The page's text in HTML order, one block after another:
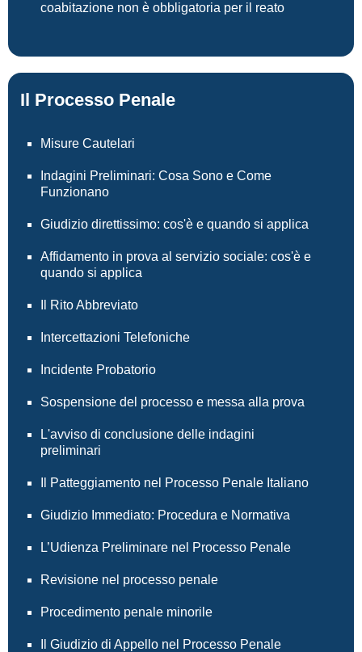
Il Processo Penale
Misure Cautelari
Indagini Preliminari: Cosa Sono e Come
Funzionano
Giudizio direttissimo: cos'è e quando si applica
Affidamento in prova al servizio sociale: cos'è e
quando si applica
Il Rito Abbreviato
Intercettazioni Telefoniche
Incidente Probatorio
Sospensione del processo e messa alla prova
L'avviso di conclusione delle indagini
preliminari
Il Patteggiamento nel Processo Penale Italiano
Giudizio Immediato: Procedura e Normativa
L’Udienza Preliminare nel Processo Penale
Revisione nel processo penale
Procedimento penale minorile
Il Giudizio di Appello nel Processo Penale
coabitazione non è obbligatoria per il reato